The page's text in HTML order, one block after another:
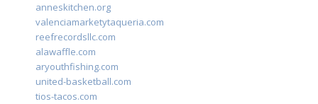
anneskitchen.org
valenciamarketytaqueria.com
reefrecordsllc.com
alawaffle.com
aryouthfishing.com
united-basketball.com
tios-tacos.com